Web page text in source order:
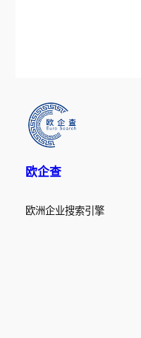
欧企查
欧洲企业搜索引擎